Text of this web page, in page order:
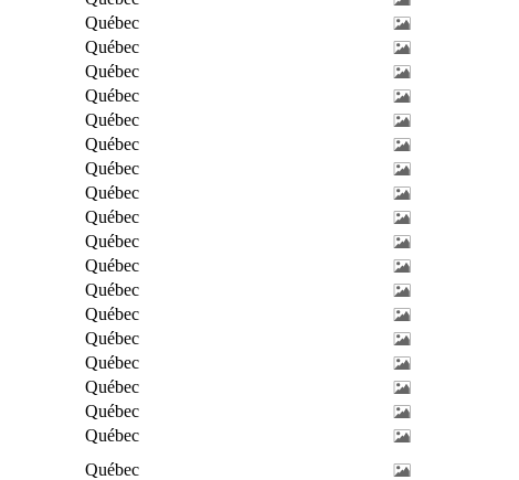
Québec
Québec
Québec
Québec
Québec
Québec
Québec
Québec
Québec
Québec
Québec
Québec
Québec
Québec
Québec
Québec
Québec
Québec
Québec